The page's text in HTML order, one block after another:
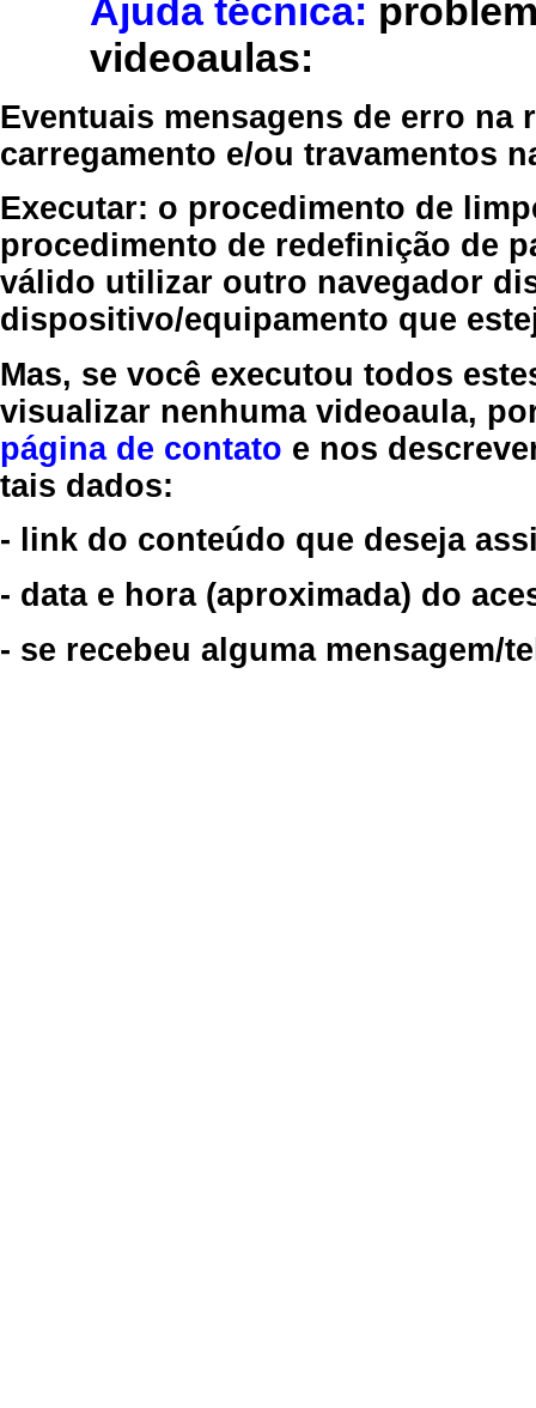
Ajuda técnica:
videoaulas:
Eventuais mensagens de erro
carregamento e/ou travamentos
Executar: o procedimento de
procedimento de redefinição de
válido utilizar outro navegador
dispositivo/equipamento que
Mas, se você executou todos
visualizar nenhuma videoaula,
página de contato e nos
tais dados:
- link do conteúdo que deseja
- data e hora (aproximada) do
- se recebeu alguma mensagem/